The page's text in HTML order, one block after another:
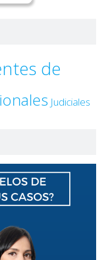
de
Judiciales